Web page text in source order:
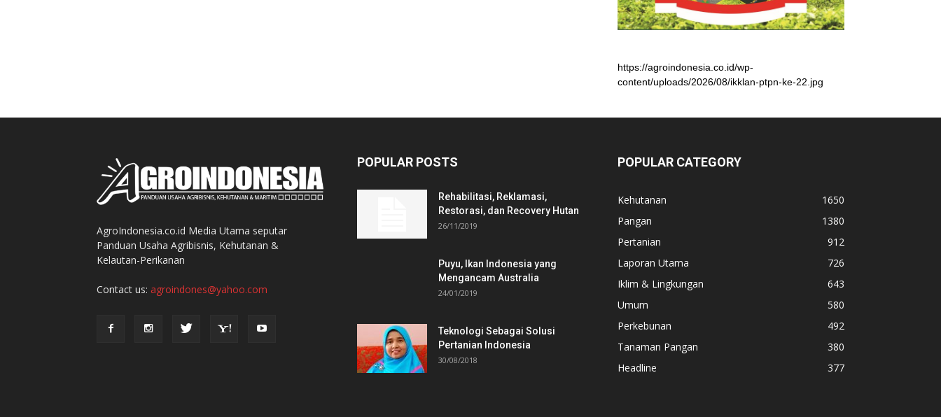
https://agroindonesia.co.id/wp-
content/uploads/2026/08/ikklan-ptpn-ke-22.jpg
AgroIndonesia.co.id Media Utama seputar
Panduan Usaha Agribisnis, Kehutanan &
Kelautan-Perikanan
Contact us: agroindones@yahoo.com
POPULAR POSTS
Rehabilitasi, Reklamasi,
Restorasi, dan Recovery Hutan
26/11/2019
Puyu, Ikan Indonesia yang
Mengancam Australia
24/01/2019
Teknologi Sebagai Solusi
Pertanian Indonesia
30/08/2018
POPULAR CATEGORY
Kehutanan
1650
Pangan
1380
Pertanian
912
Laporan Utama
726
Iklim & Lingkungan
643
Umum
580
Perkebunan
492
Tanaman Pangan
380
Headline
377